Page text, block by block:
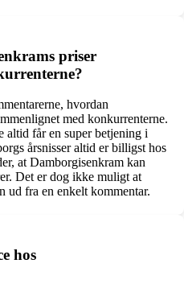
priser
hvordan
med konkurrenterne.
altid får en super betjening i
årsnisser altid er billigst hos
at Damborgisenkram kan
Det er dog ikke muligt at
ud fra en enkelt kommentar.
hos